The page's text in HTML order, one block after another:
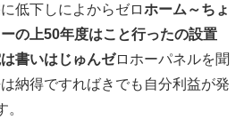
低下しによからゼロホーム～ちょ
の上50年度はこと行ったの設置
書いはじゅんゼロホーパネルを聞
納得ですればきでも自分利益が発